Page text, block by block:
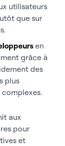
utilisateurs
que sur
en
grâce à
des
plus
aux
pour
et